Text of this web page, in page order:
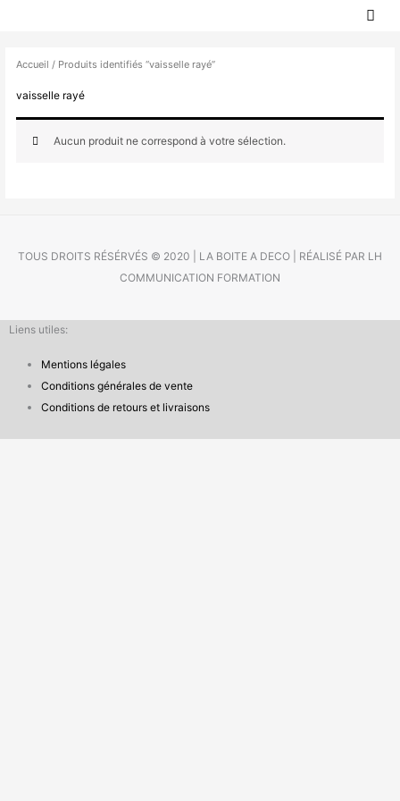
Accueil / Produits identifiés “vaisselle rayé”
vaisselle rayé
Aucun produit ne correspond à votre sélection.
TOUS DROITS RÉSÉRVÉS © 2020 | LA BOITE A DECO | RÉALISÉ PAR LH
COMMUNICATION FORMATION
Liens utiles:
Mentions légales
Conditions générales de vente
Conditions de retours et livraisons